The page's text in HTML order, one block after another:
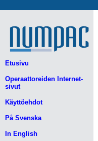
Etusivu
Operaattoreiden Internet-
sivut
Käyttöehdot
På Svenska
In English